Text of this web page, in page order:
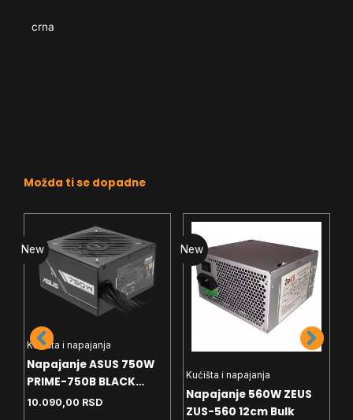
crna
Možda ti se dopadne
New
Kućišta i napajanja
Napajanje ASUS 750W
PRIME-750B BLACK
ATX12V 80+ Bronze
10.090,00 RSD
New
Kućišta i napajanja
Napajanje 560W ZEUS
ZUS-560 12cm Bulk